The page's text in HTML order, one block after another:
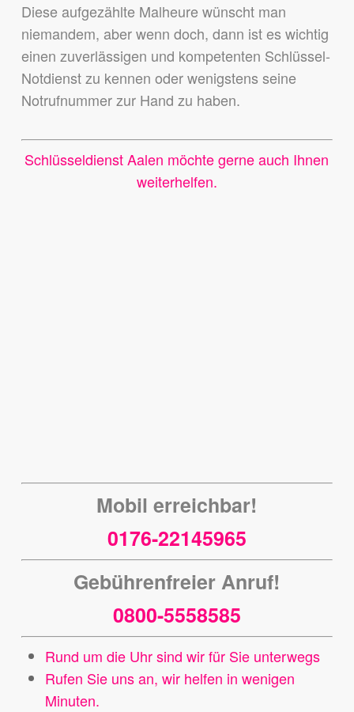
Diese aufgezählte Malheure wünscht man
niemandem, aber wenn doch, dann ist es wichtig
einen zuverlässigen und kompetenten Schlüssel-
Notdienst zu kennen oder wenigstens seine
Notrufnummer zur Hand zu haben.
Schlüsseldienst Aalen möchte gerne auch Ihnen
weiterhelfen.
Mobil erreichbar!
0176-22145965
Gebührenfreier Anruf!
0800-5558585
Rund um die Uhr sind wir für Sie unterwegs
Rufen Sie uns an, wir helfen in wenigen
Minuten.